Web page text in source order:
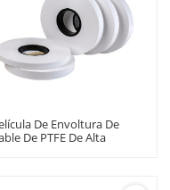
De Envoltura De
De PTFE De Alta